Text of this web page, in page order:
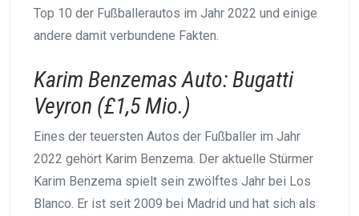
Top 10 der Fußballerautos im Jahr 2022 und einige
andere damit verbundene Fakten.
Karim Benzemas Auto: Bugatti
Veyron (£1,5 Mio.)
Eines der teuersten Autos der Fußballer im Jahr
2022 gehört Karim Benzema. Der aktuelle Stürmer
Karim Benzema spielt sein zwölftes Jahr bei Los
Blanco. Er ist seit 2009 bei Madrid und hat sich als